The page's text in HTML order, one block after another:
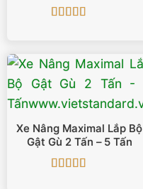
80V/560Ah
Xe Nâng Maximal Lắp Bộ
Gật Gù 2 Tấn – 5 Tấn